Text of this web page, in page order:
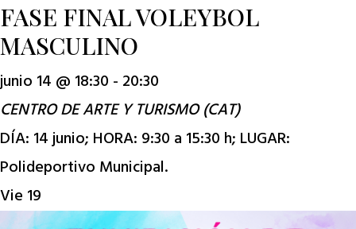
FASE FINAL VOLEYBOL
MASCULINO
junio 14 @ 18:30 - 20:30
CENTRO DE ARTE Y TURISMO (CAT)
DÍA: 14 junio; HORA: 9:30 a 15:30 h; LUGAR:
Polideportivo Municipal.
Vie 19